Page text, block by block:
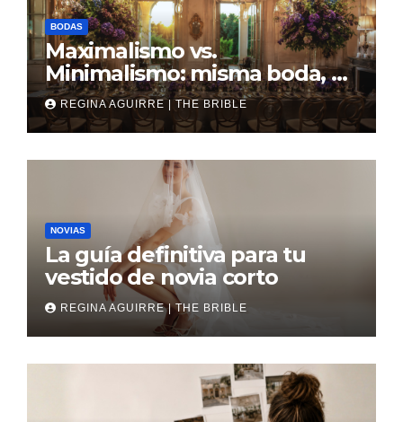
BODAS
Maximalismo vs.
Minimalismo: misma boda, al
revés
REGINA AGUIRRE | THE BRIBLE
NOVIAS
La guía definitiva para tu
vestido de novia corto
REGINA AGUIRRE | THE BRIBLE